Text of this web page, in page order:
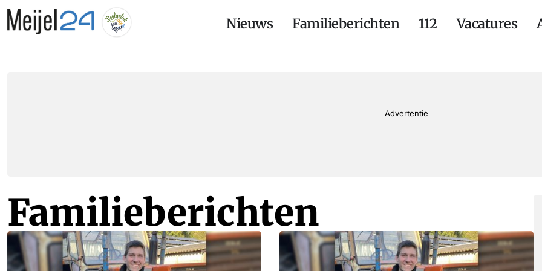
Nieuws Familieberichten 112 Vacatures
Advertentie
Familieberichten